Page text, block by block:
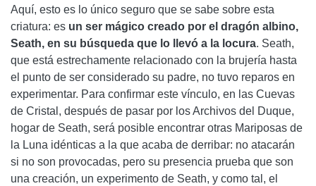
Aquí, esto es lo único seguro que se sabe sobre esta
criatura: es un ser mágico creado por el dragón albino,
Seath, en su búsqueda que lo llevó a la locura. Seath,
que está estrechamente relacionado con la brujería hasta
el punto de ser considerado su padre, no tuvo reparos en
experimentar. Para confirmar este vínculo, en las Cuevas
de Cristal, después de pasar por los Archivos del Duque,
hogar de Seath, será posible encontrar otras Mariposas de
la Luna idénticas a la que acaba de derribar: no atacarán
si no son provocadas, pero su presencia prueba que son
una creación, un experimento de Seath, y como tal, el